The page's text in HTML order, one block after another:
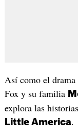
Así como el
Fox y su familia
explora las
Little America.